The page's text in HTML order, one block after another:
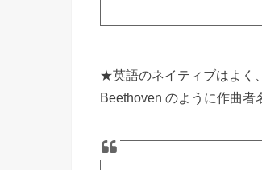
★英語のネイティブはよく
Beethoven のように作曲者